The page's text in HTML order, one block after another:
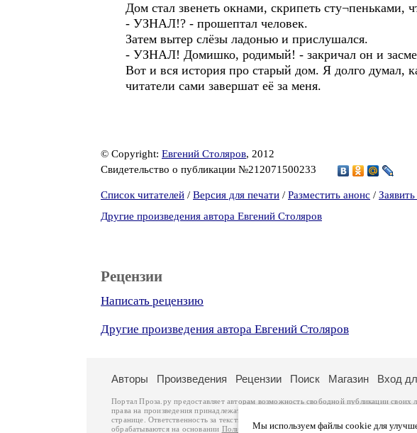
Дом стал звенеть окнами, скрипеть сту¬пеньками,
- УЗНАЛ!? - прошептал человек.
Затем вытер слёзы ладонью и прислушался.
- УЗНАЛ! Домишко, родимый! - закричал он и
Вот и вся история про старый дом. Я долго
читатели сами завершат её за меня.
© Copyright: Евгений Столяров, 2012
Свидетельство о публикации №212071500233
Список читателей / Версия для печати / Разместить анонс /
Другие произведения автора Евгений Столяров
Рецензии
Написать рецензию
Другие произведения автора Евгений Столяров
Мы используем файлы cookie для
Авторы Произведения Рецензии Поиск Магазин Вход
Портал Проза.ру предоставляет авторам возможность свободной публикации
права на произведения принадлежат авторам и охраняются
. Перепечатка
странице. Ответственность за тексты произведений авторы несут самостоятельно на
обрабатываются на основании Политики обработки персональных данных. Вы также